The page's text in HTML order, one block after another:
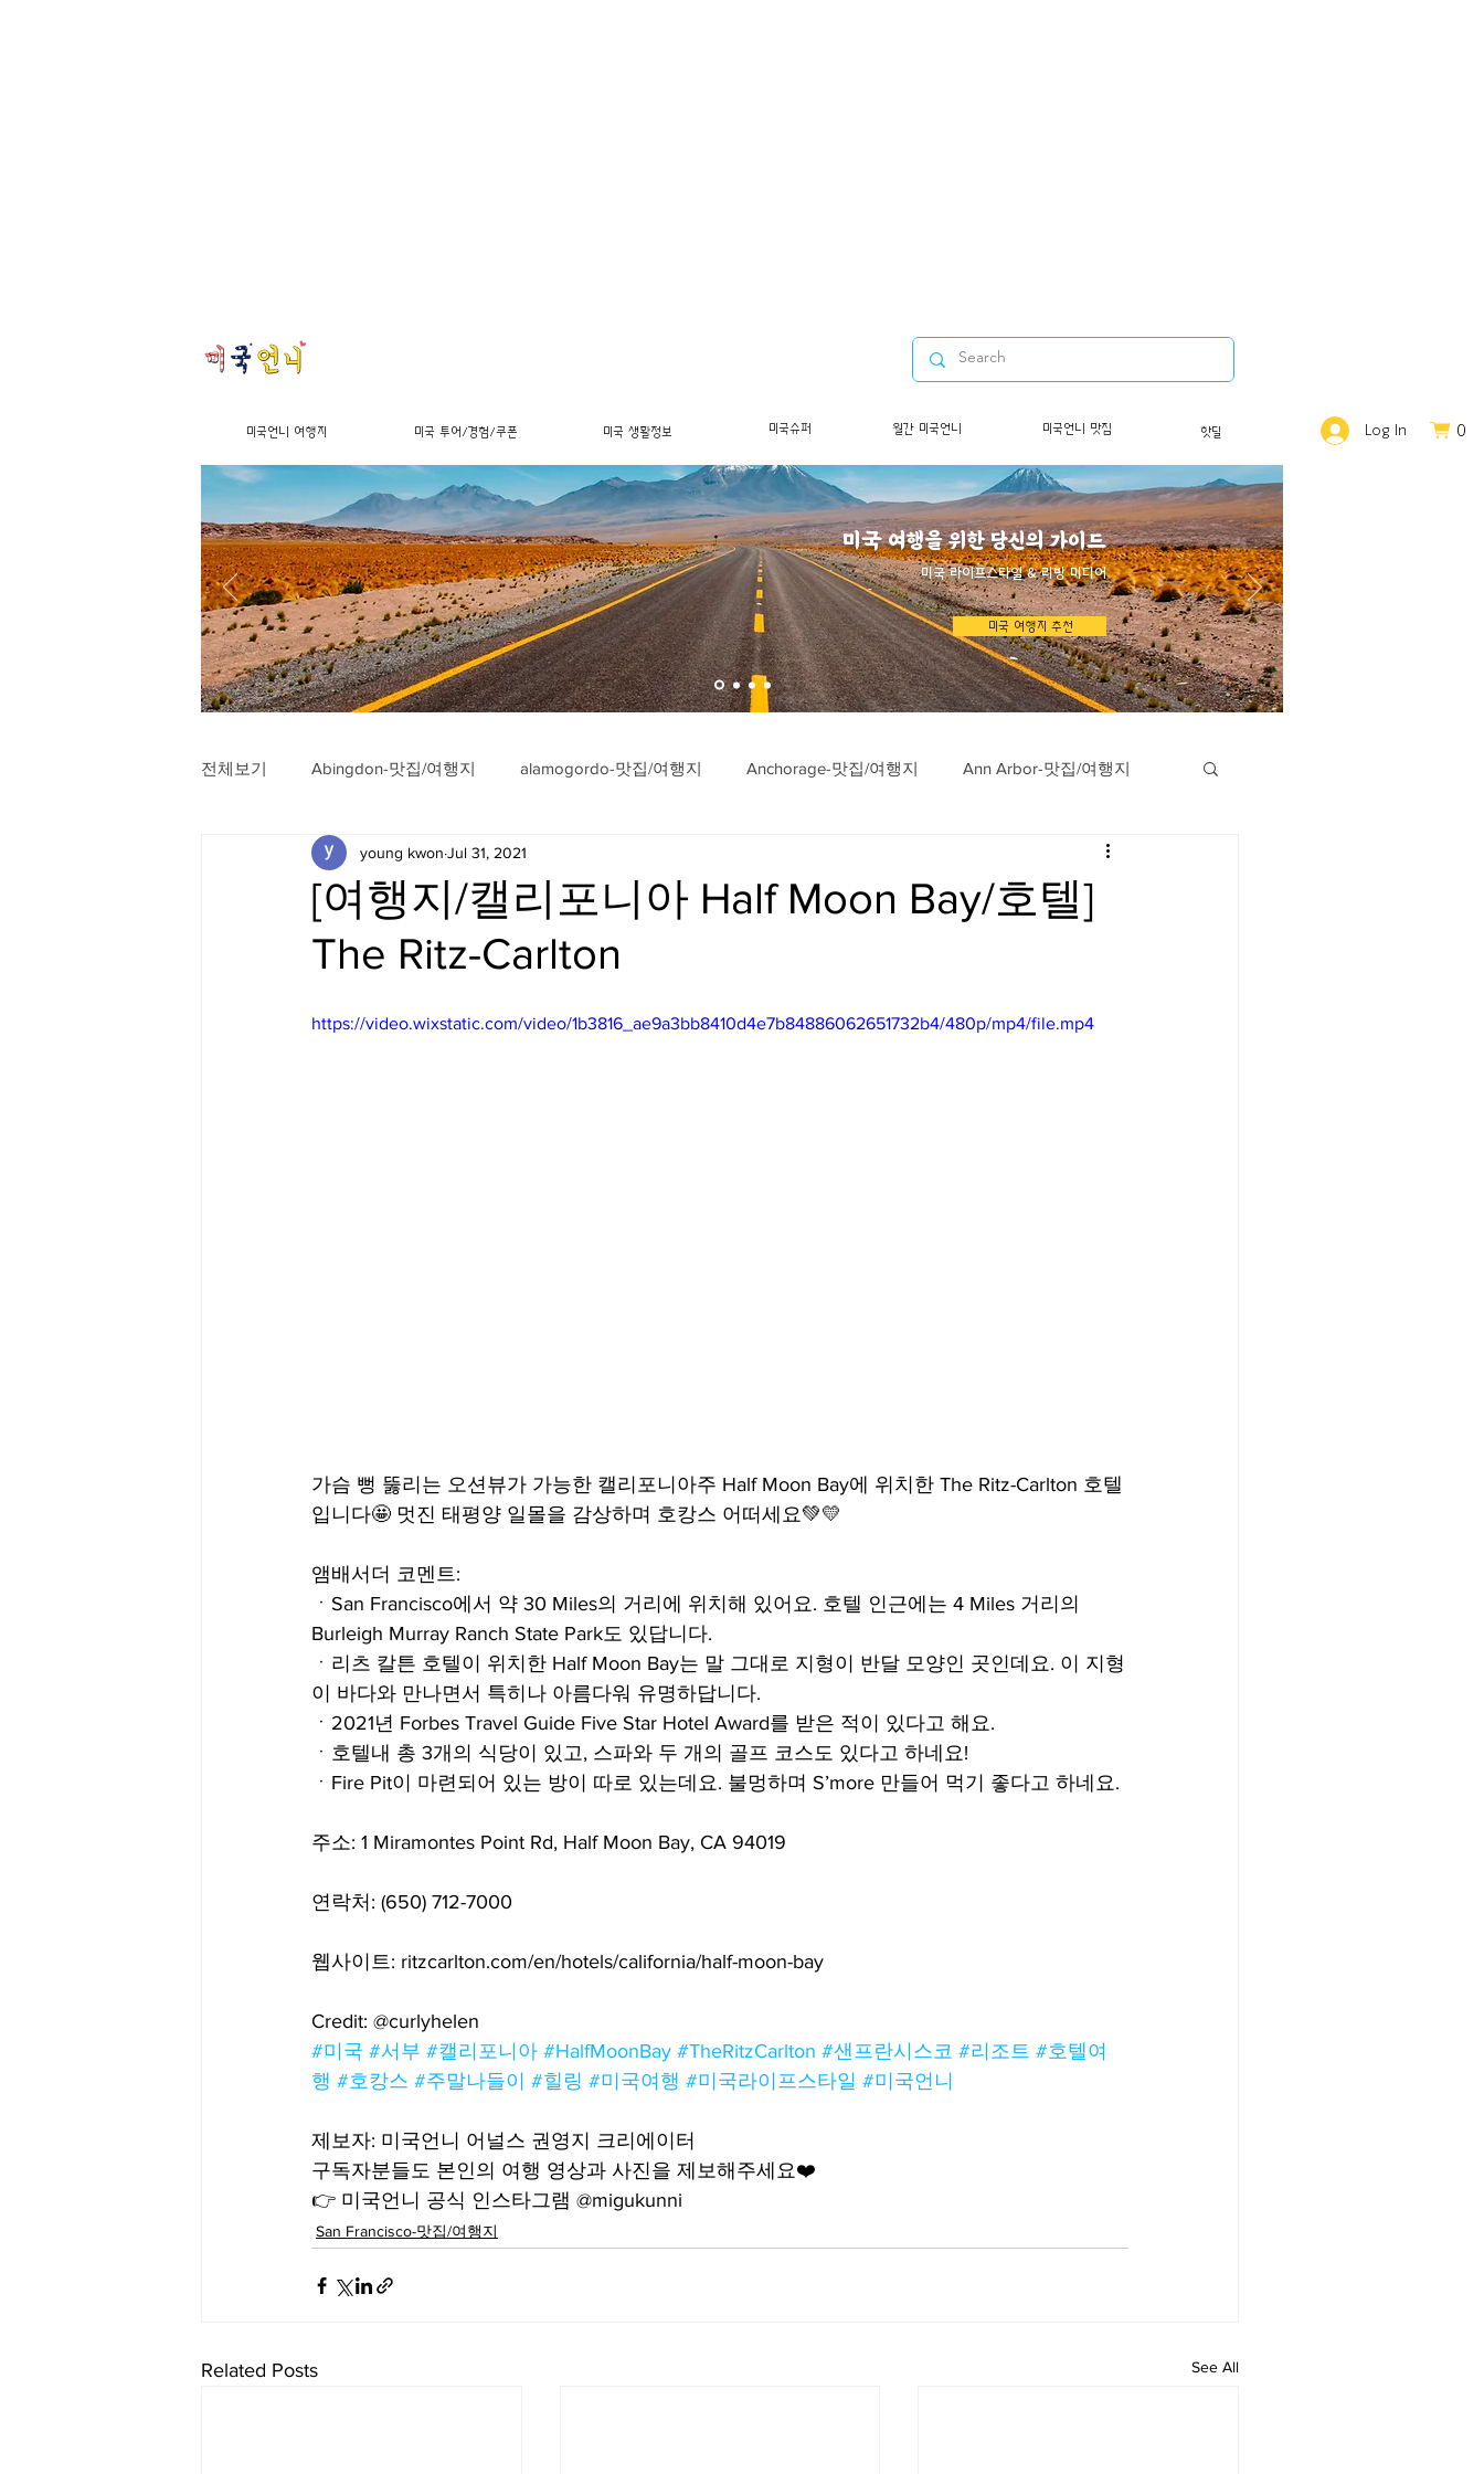
미국 여행을 위한 당신의 가이드
​미국 라이프스타일 & 리빙 미디어
미국 여행지 추천
전체보기 Abingdon-맛집/여행지 alamogordo-맛집/여행지 Anchorage-맛집/여행지 Ann Arbor-맛집/여행지
Arlington-맛집/여행지 Arlington-맛집/여행지 Austin-맛집/여행지
Badlands-맛집/여행지 Baltimore-맛집/여행지
Big Bend-맛집/여행지 Bloomfield-맛집/여행지 Bloomington-맛집/여행지 Boone-맛집/여행지
[여행지/캘리포니아 Half Moon Bay/호텔]
The Ritz-Carlton
young kwon Jul 31, 2021
https://video.wixstatic.com/video/1b3816_ae9a3bb8410d4e7b84886062651732b4/480p/mp4/file.mp4
가슴 뻥 뚫리는 오션뷰가 가능한 캘리포니아주 Half Moon Bay에 위치한 The Ritz-Carlton 호텔
입니다🤩 멋진 태평양 일몰을 감상하며 호캉스 어떠세요💚💛
앰배서더 코멘트:
ㆍSan Francisco에서 약 30 Miles의 거리에 위치해 있어요. 호텔 인근에는 4 Miles 거리의
Burleigh Murray Ranch State Park도 있답니다.
ㆍ리츠 칼튼 호텔이 위치한 Half Moon Bay는 말 그대로 지형이 반달 모양인 곳인데요. 이 지형
이 바다와 만나면서 특히나 아름다워 유명하답니다.
ㆍ2021년 Forbes Travel Guide Five Star Hotel Award를 받은 적이 있다고 해요.
ㆍ호텔내 총 3개의 식당이 있고, 스파와 두 개의 골프 코스도 있다고 하네요!
ㆍFire Pit이 마련되어 있는 방이 따로 있는데요. 불멍하며 S’more 만들어 먹기 좋다고 하네요.
주소: 1 Miramontes Point Rd, Half Moon Bay, CA 94019
연락처: (650) 712-7000
웹사이트: ritzcarlton.com/en/hotels/california/half-moon-bay
Credit: @curlyhelen
#미국 #서부 #캘리포니아 #HalfMoonBay #TheRitzCarlton #샌프란시스코 #리조트 #호텔여
행 #호캉스 #주말나들이 #힐링 #미국여행 #미국라이프스타일 #미국언니
제보자: 미국언니 어널스 권영지 크리에이터
구독자분들도 본인의 여행 영상과 사진을 제보해주세요❤️
👉 미국언니 공식 인스타그램 @migukunni
San Francisco-맛집/여행지
Related Posts See All
미국언니 여행지 미국 투어/경험/쿠폰 미국 생활정보 미국슈퍼 월간 미국언니 미국언니 맛집 핫딜 Log In 0